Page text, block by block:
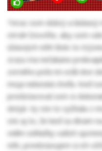
Teraz som dobrý a
otrok! Dovoľte, aby som
úžasných nôh! Bolo to
zrazu ma nečakane
zorného poľa mi vošli dve
moja nebeská chvíľa. Keď
predstavoval som si
dotyk. Vy ste to vyčítala z
ste aj to, že keď sa dívam
vidím odtlačky vašich
nôh, predstavujem si ich